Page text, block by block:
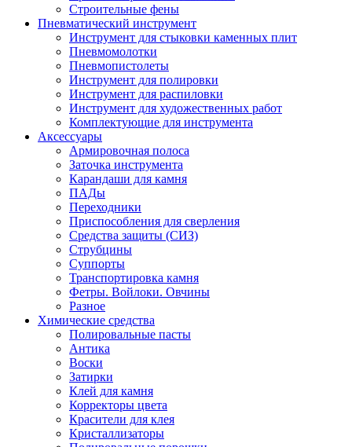
Строительные фены
Пневматический инструмент
Инструмент для стыковки каменных плит
Пневмомолотки
Пневмопистолеты
Инструмент для полировки
Инструмент для распиловки
Инструмент для художественных работ
Комплектующие для инструмента
Аксессуары
Армировочная полоса
Заточка инструмента
Карандаши для камня
ПАДы
Переходники
Приспособления для сверления
Средства защиты (СИЗ)
Струбцины
Суппорты
Транспортировка камня
Фетры. Войлоки. Овчины
Разное
Химические средства
Полировальные пасты
Антика
Воски
Затирки
Клей для камня
Корректоры цвета
Красители для клея
Кристаллизаторы